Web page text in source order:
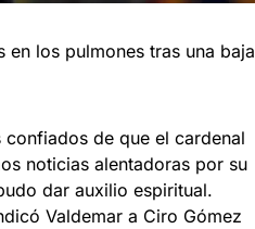
en los pulmones tras una baja
confiados de que el cardenal
noticias alentadoras por su
dar auxilio espiritual.
Valdemar a Ciro Gómez